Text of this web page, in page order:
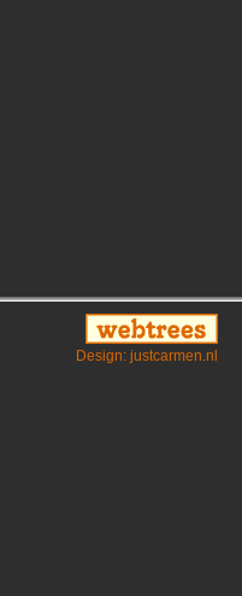
Design: justcarmen.nl